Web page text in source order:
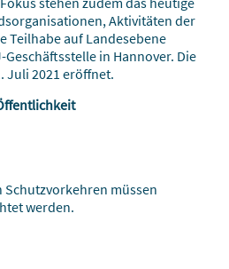
Aktivitäten der
Teilhabe auf Landesebene
in Hannover. Die
Juli 2021 eröffnet.
müssen
werden.